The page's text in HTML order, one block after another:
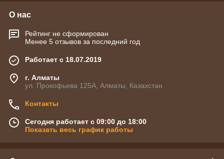
О нас
Рейтинг не сформирован
Менее 5 отзывов за последний год
Работает с 18.07.2019
г. Алматы
ул. Прокофьева 125А, Алматы, Казахстан
Контакты
Сегодня работает с 09:00 до 18:00
Показать весь график работы